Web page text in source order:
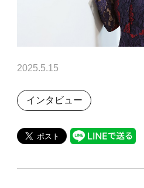
2025.5.15
インタビュー